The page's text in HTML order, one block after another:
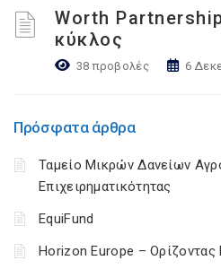
Worth
κύκλος
38 προβολές 6
Πρόσφατα άρθρα
Ταμείο Μικρών Δανείων
Επιχειρηματικότητας
EquiFund
Horizon Europe –